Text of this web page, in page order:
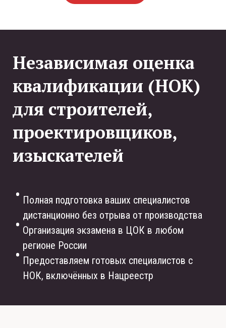
Независимая оценка
квалификации (НОК)
для строителей,
проектировщиков,
изыскателей
Полная подготовка ваших специалистов
дистанционно без отрыва от производства
Организация экзамена в ЦОК в любом
регионе России
Предоставляем готовых специалистов c
НОК, включённых в Нацреестр